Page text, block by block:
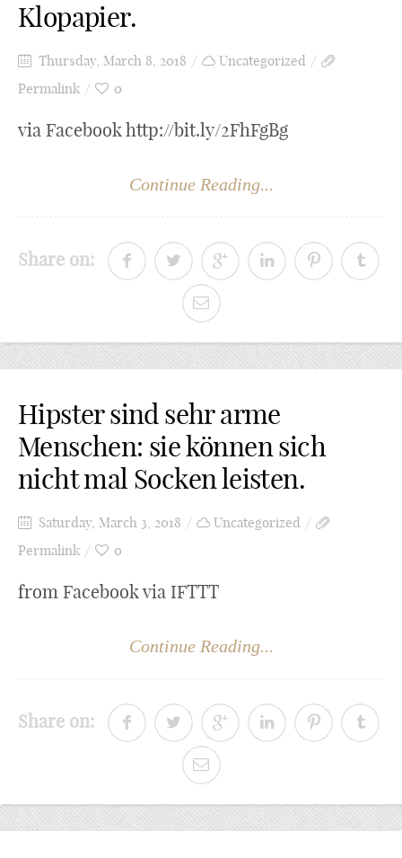
Klopapier.
Thursday, March 8, 2018
Uncategorized
Permalink
0
via Facebook http://bit.ly/2FhFgBg
Continue Reading...
Share on:
Hipster sind sehr arme
Menschen: sie können sich
nicht mal Socken leisten.
Saturday, March 3, 2018
Uncategorized
Permalink
0
from Facebook via IFTTT
Continue Reading...
Share on: